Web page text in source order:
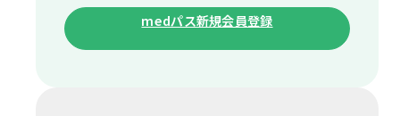
medパス新規会員登録